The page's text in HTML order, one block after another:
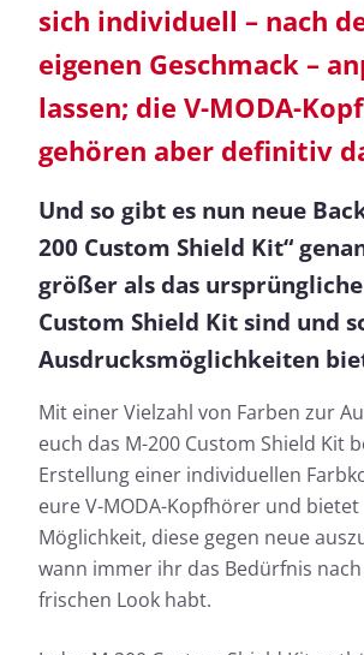
sich individuell – nach
eigenen Geschmack –
lassen; die V-MODA-
gehören aber definitiv
Und so gibt es nun neue
200 Custom Shield Kit“
größer als das
Custom Shield Kit sind und
Ausdrucksmöglichkeiten
Mit einer Vielzahl von Farben zur
euch das M-200 Custom Shield Kit
Erstellung einer individuellen
eure V-MODA-Kopfhörer und
Möglichkeit, diese gegen neue
wann immer ihr das Bedürfnis
frischen Look habt.